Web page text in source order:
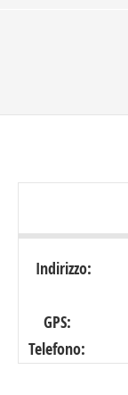
Indirizzo:
GPS:
Telefono: